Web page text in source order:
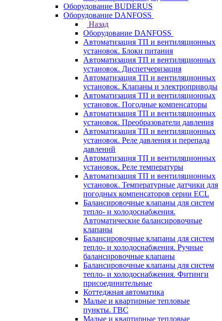
Оборудование BUDERUS
Оборудование DANFOSS
Назад
Оборудование DANFOSS
Автоматизация ТП и вентиляционных
установок. Блоки питания
Автоматизация ТП и вентиляционных
установок. Диспетчеризация
Автоматизация ТП и вентиляционных
установок. Клапаны и электроприводы
Автоматизация ТП и вентиляционных
установок. Погодные компенсаторы
Автоматизация ТП и вентиляционных
установок. Преобразователи давления
Автоматизация ТП и вентиляционных
установок. Реле давления и перепада
давлений
Автоматизация ТП и вентиляционных
установок. Реле температуры
Автоматизация ТП и вентиляционных
установок. Температурные датчики для
погодных компенсаторов серии ECL
Балансировочные клапаны для систем
тепло- и холодоснабжения.
Автоматические балансировочные
клапаны
Балансировочные клапаны для систем
тепло- и холодоснабжения. Ручные
балансировочные клапаны
Балансировочные клапаны для систем
тепло- и холодоснабжения. Фитинги
присоединительные
Коттеджная автоматика
Малые и квартирные тепловые
пункты. ГВС
Малые и квартирные тепловые